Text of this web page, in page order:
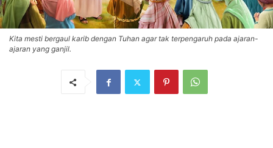
Kita mesti bergaul karib dengan Tuhan agar tak terpengaruh pada ajaran-
ajaran yang ganjil.